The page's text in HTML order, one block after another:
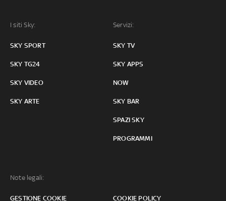
I siti Sky:
SKY SPORT
SKY TG24
SKY VIDEO
SKY ARTE
Servizi:
SKY TV
SKY APPS
NOW
SKY BAR
SPAZI SKY
PROGRAMMI
Note legali:
GESTIONE COOKIE COOKIE POLICY